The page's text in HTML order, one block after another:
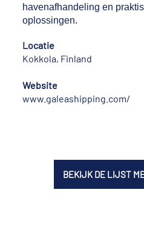
havenafhandeling en
oplossingen.
Locatie
Kokkola, Finland
Website
www.galeashipping.com/
BEKIJK DE LIJST